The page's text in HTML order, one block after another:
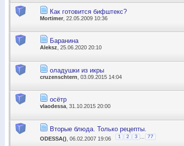
Как готовится бифштекс?
Mortimer , 22.05.2009 10:36
Баранина
Aleksz , 25.06.2020 20:10
оладушки из икры
cruzenschtern , 03.09.2015 14:04
осётр
vlaodessa , 31.10.2015 20:00
Вторые блюда. Только рецепты.
ODESSA() , 06.02.2007 19:06 1 2 3 77